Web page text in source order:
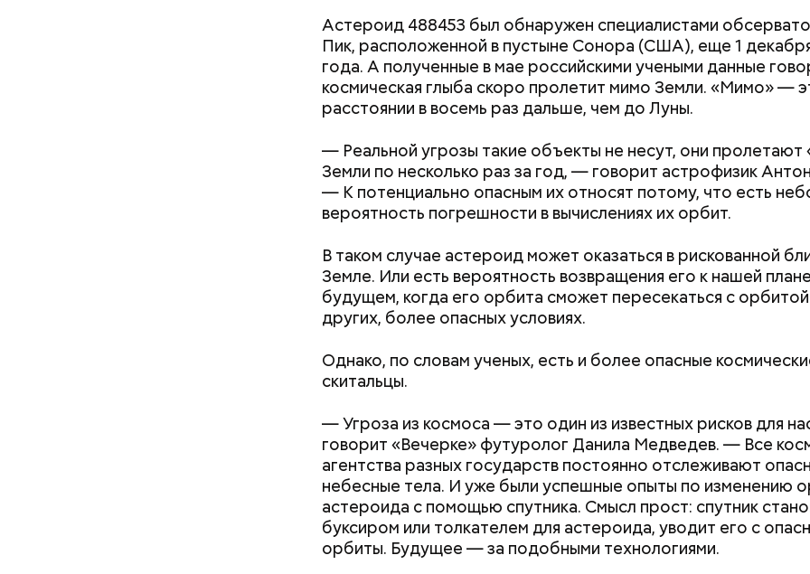
Астероид 488453 был обнаружен специалистами
Пик, расположенной в пустыне Сонора (США), еще 1
года. А полученные в мае российскими учеными данные
космическая глыба скоро пролетит мимо Земли. «Мимо» —
расстоянии в восемь раз дальше, чем до Луны.
— Реальной угрозы такие объекты не несут, они пролетают
Земли по несколько раз за год, — говорит астрофизик
— К потенциально опасным их относят потому, что есть
вероятность погрешности в вычислениях их орбит.
В таком случае астероид может оказаться в рискованной
Земле. Или есть вероятность возвращения его к нашей
будущем, когда его орбита сможет пересекаться с
других, более опасных условиях.
Однако, по словам ученых, есть и более опасные
скитальцы.
— Угроза из космоса — это один из известных рисков для
говорит «Вечерке» футуролог Данила Медведев. — Все
агентства разных государств постоянно отслеживают
небесные тела. И уже были успешные опыты по изменению
астероида с помощью спутника. Смысл прост: спутник
буксиром или толкателем для астероида, уводит его с
орбиты. Будущее — за подобными технологиями.
Поляков предупредил: не стоит собирать грибы у обочин
Вернет
воспаление:
Писарева
— Лисички можно употреблять в различном виде: жареном,
тушеном, сушеном и соленом. Однако с точки зрения
отдать предпочтение маринованным, соленым и тушеным
— посоветовал эндокринолог.
— Может пробить заряд на человека. Нужно вести себя
осторожно, будто увидели дикого зверя, затаиться, —
академик.
«Новым рекордам
как активность
может отразиться
предстоящем лете
На какие «кошачьи» типажи
можно поделить людей
Продлеваем
сезон и во